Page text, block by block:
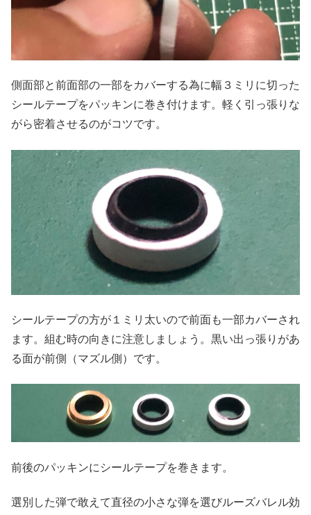
側面部と前面部の一部をカバーする為に幅３ミリに切った
シールテープをパッキンに巻き付けます。軽く引っ張りな
がら密着させるのがコツです。
シールテープの方が１ミリ太いので前面も一部カバーされ
ます。組む時の向きに注意しましょう。黒い出っ張りがあ
る面が前側（マズル側）です。
前後のパッキンにシールテープを巻きます。
選別した弾で敢えて直径の小さな弾を選びルーズバレル効